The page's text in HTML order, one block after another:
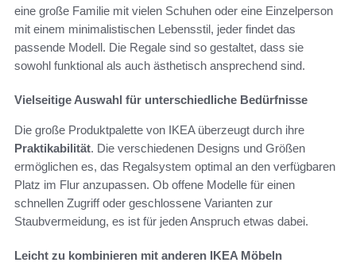
eine große Familie mit vielen Schuhen oder eine Einzelperson
mit einem minimalistischen Lebensstil, jeder findet das
passende Modell. Die Regale sind so gestaltet, dass sie
sowohl funktional als auch ästhetisch ansprechend sind.
Vielseitige Auswahl für unterschiedliche Bedürfnisse
Die große Produktpalette von IKEA überzeugt durch ihre
Praktikabilität. Die verschiedenen Designs und Größen
ermöglichen es, das Regalsystem optimal an den verfügbaren
Platz im Flur anzupassen. Ob offene Modelle für einen
schnellen Zugriff oder geschlossene Varianten zur
Staubvermeidung, es ist für jeden Anspruch etwas dabei.
Leicht zu kombinieren mit anderen IKEA Möbeln